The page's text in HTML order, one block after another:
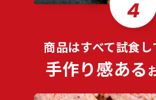
商品はすべて試食し
手作り感ある